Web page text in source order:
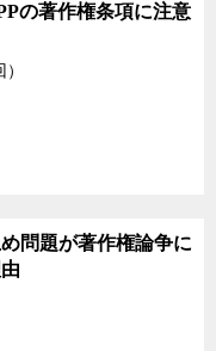
であっても著作権の侵害
相殺されているため、損
も一定の妥当性はある。
そこでの私的複製が、
いるのかなど、実証的な
ール作りを進めように
れる米国や欧州の仕組
い面があると、福井氏は
認めていない米国では、
著作者や出演者が望まな
の著作権条項に注意
問題が著作権論争に